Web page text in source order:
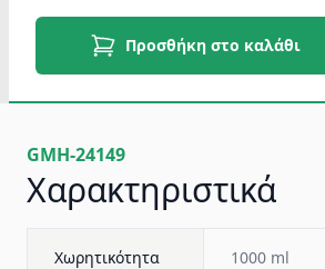
Προσθήκη στο καλάθι
GMH-24149
Χαρακτηριστικά
Χωρητικότητα 1000 ml